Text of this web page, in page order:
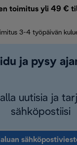
toimitus yli 49 €
3-4 työpäivän
ja pysy
uutisia ja
sähköpostiisi